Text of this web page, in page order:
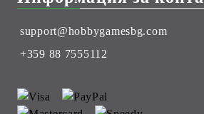
support@hobbygamesbg.com
+359 88 7555112